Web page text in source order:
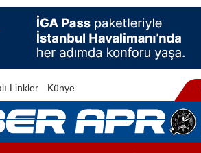
Linkler Künye